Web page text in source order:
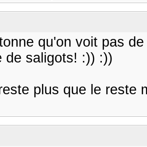
qu'on voit pas
de saligots! :)) :))
plus que le reste